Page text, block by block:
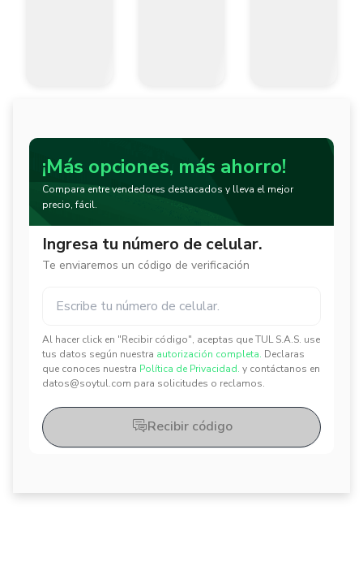
¡Más opciones, más ahorro!
Compara entre vendedores destacados y lleva el mejor
precio, fácil.
Ingresa tu número de celular.
Te enviaremos un código de verificación
Al hacer click en "Recibir código", aceptas que TUL S.A.S. use
tus datos según nuestra autorización completa. Declaras
que conoces nuestra Política de Privacidad. y contáctanos en
datos@soytul.com para solicitudes o reclamos.
✕
✕
Recibir código